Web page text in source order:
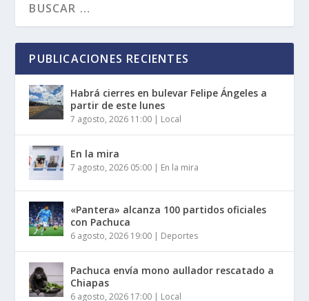
PUBLICACIONES RECIENTES
Habrá cierres en bulevar Felipe Ángeles a
partir de este lunes
7 agosto, 2026 11:00 | Local
En la mira
7 agosto, 2026 05:00 | En la mira
«Pantera» alcanza 100 partidos oficiales
con Pachuca
6 agosto, 2026 19:00 | Deportes
Pachuca envía mono aullador rescatado a
Chiapas
6 agosto, 2026 17:00 | Local